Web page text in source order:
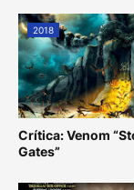
2018
Crítica: Venom
Gates”